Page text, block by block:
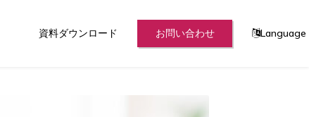
資料ダウンロード お問い合わせ Language